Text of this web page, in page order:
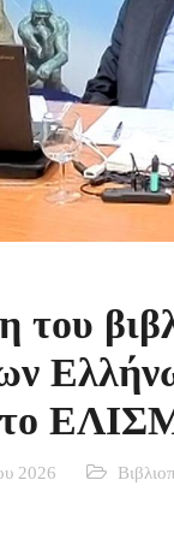
του
2026